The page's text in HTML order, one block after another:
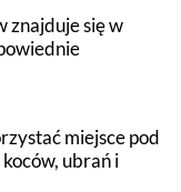
znajduje się w
miejsce pod
ubrań i